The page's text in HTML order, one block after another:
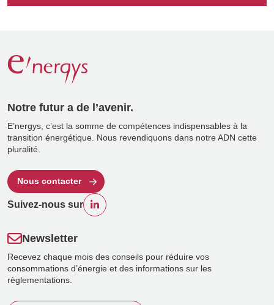
Notre futur a de l’avenir.
E’nergys, c’est la somme de compétences indispensables à la
transition énergétique. Nous revendiquons dans notre ADN cette
pluralité.
Nous contacter
Suivez-nous sur
Newsletter
Recevez chaque mois des conseils pour réduire vos
consommations d’énergie et des informations sur les
règlementations.